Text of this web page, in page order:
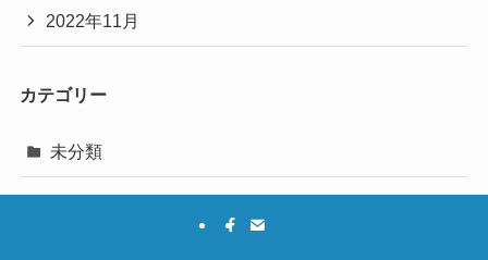
2022年11月
カテゴリー
未分類